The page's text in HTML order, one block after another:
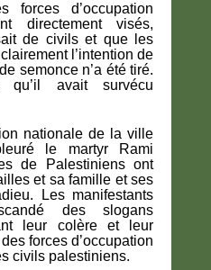
forces d’occupation
directement visés,
de civils et que les
l’intention de
semonce n’a été tiré.
avait survécu
nationale de la ville
le martyr Rami
de Palestiniens ont
et sa famille et ses
Les manifestants
des slogans
leur colère et leur
forces d’occupation
civils palestiniens.